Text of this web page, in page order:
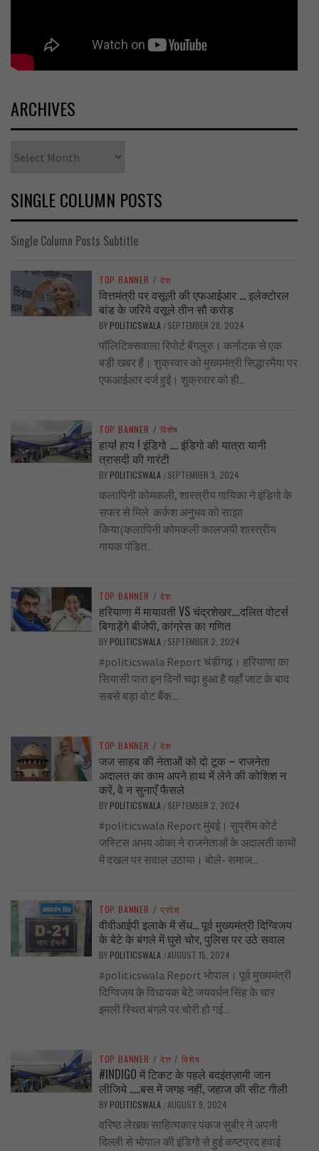
ARCHIVES
SINGLE COLUMN POSTS
Single Column Posts Subtitle
TOP BANNER / देश
वित्तमंत्री पर वसूली की एफआईआर … इलेक्टोरल
बांड के जरिये वसूले तीन सौ करोड़
BY POLITICSWALA / SEPTEMBER 28, 2024
पॉलिटिक्सवाला रिपोर्ट बेंगलुरु। कर्नाटक से एक
बड़ी खबर हैं। शुक्रवार को मुख्यमंत्री सिद्धारमैया पर
एफआईआर दर्ज हुई। शुक्रवार को ही...
TOP BANNER / विशेष
हाय! हाय ! इंडिगो …. इंडिगो की यात्रा यानी
त्रासदी की गारंटी
BY POLITICSWALA / SEPTEMBER 3, 2024
कलापिनी कोमकली, शास्त्रीय गायिका ने इंडिगो के
सफर से मिले कर्कश अनुभव को साझा
किया(कलापिनी कोमकली कालजयी शास्त्रीय
गायक पंडित...
TOP BANNER / देश
हरियाणा में मायावती VS चंद्रशेखर….दलित वोटर्स
बिगाड़ेंगे बीजेपी, कांग्रेस का गणित
BY POLITICSWALA / SEPTEMBER 2, 2024
#politicswala Report चंडीगढ़। हरियाणा का
सियासी पारा इन दिनों चढ़ा हुआ है यहाँ जाट के बाद
सबसे बड़ा वोट बैंक...
TOP BANNER / देश
जज साहब की नेताओं को दो टूक – राजनेता
अदालत का काम अपने हाथ में लेने की कोशिश न
करें, वे न सुनाएँ फैसले
BY POLITICSWALA / SEPTEMBER 2, 2024
#politicswala Report मुंबई। सुप्रीम कोर्ट
जस्टिस अभय ओका ने राजनेताओं के अदालती कामों
में दखल पर सवाल उठाया। बोले- समाज...
TOP BANNER / प्रदेश
वीवीआईपी इलाके में सेंध… पूर्व मुख्यमंत्री दिग्विजय
के बेटे के बंगले में घुसे चोर, पुलिस पर उठे सवाल
BY POLITICSWALA /AUGUST 15, 2024
#politicswala Report भोपाल। पूर्व मुख्यमंत्री
दिग्विजय के विधायक बेटे जयवर्धन सिंह के चार
इमली स्थित बंगले पर चोरी हो गई...
TOP BANNER / देश / विशेष
#INDIGO में टिकट के पहले बदइंतज़ामी जान
लीजिये …..बस में जगह नहीं, जहाज की सीट गीली
BY POLITICSWALA /AUGUST 9, 2024
वरिष्ठ लेखक साहित्यकार पंकज सुबीर ने अपनी
दिल्ली से भोपाल की इंडिगो से हुई कष्टप्रद हवाई